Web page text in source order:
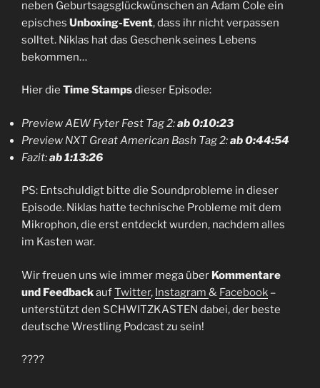
neben Geburtsagsglückwünschen an Adam Cole ein
episches Unboxing-Event, dass ihr nicht verpassen
solltet. Niklas hat das Geschenk seines Lebens
bekommen…
Hier die Time Stampsdieser Episode:
Preview AEW Fyter Fest Tag 2:ab 0:10:23
Preview NXT Great American Bash Tag 2:ab 0:44:54
Fazit:ab 1:13:26
PS: Entschuldigt bitte die Soundprobleme in dieser
Episode. Niklas hatte technische Probleme mit dem
Mikrophon, die erst entdeckt wurden, nachdem alles
im Kasten war.
Wir freuen uns wie immer mega über Kommentare
und FeedbackaufTwitter, Instagram & Facebook –
unterstützt den SCHWITZKASTEN dabei, der beste
deutsche Wrestling Podcast zu sein!
????